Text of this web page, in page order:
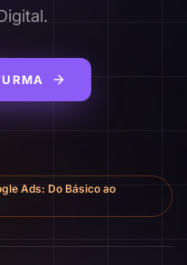
Ads: Do Básico ao